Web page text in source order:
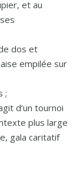
et au
dos et
empilée sur
;
d’un tournoi
plus large
gala caritatif